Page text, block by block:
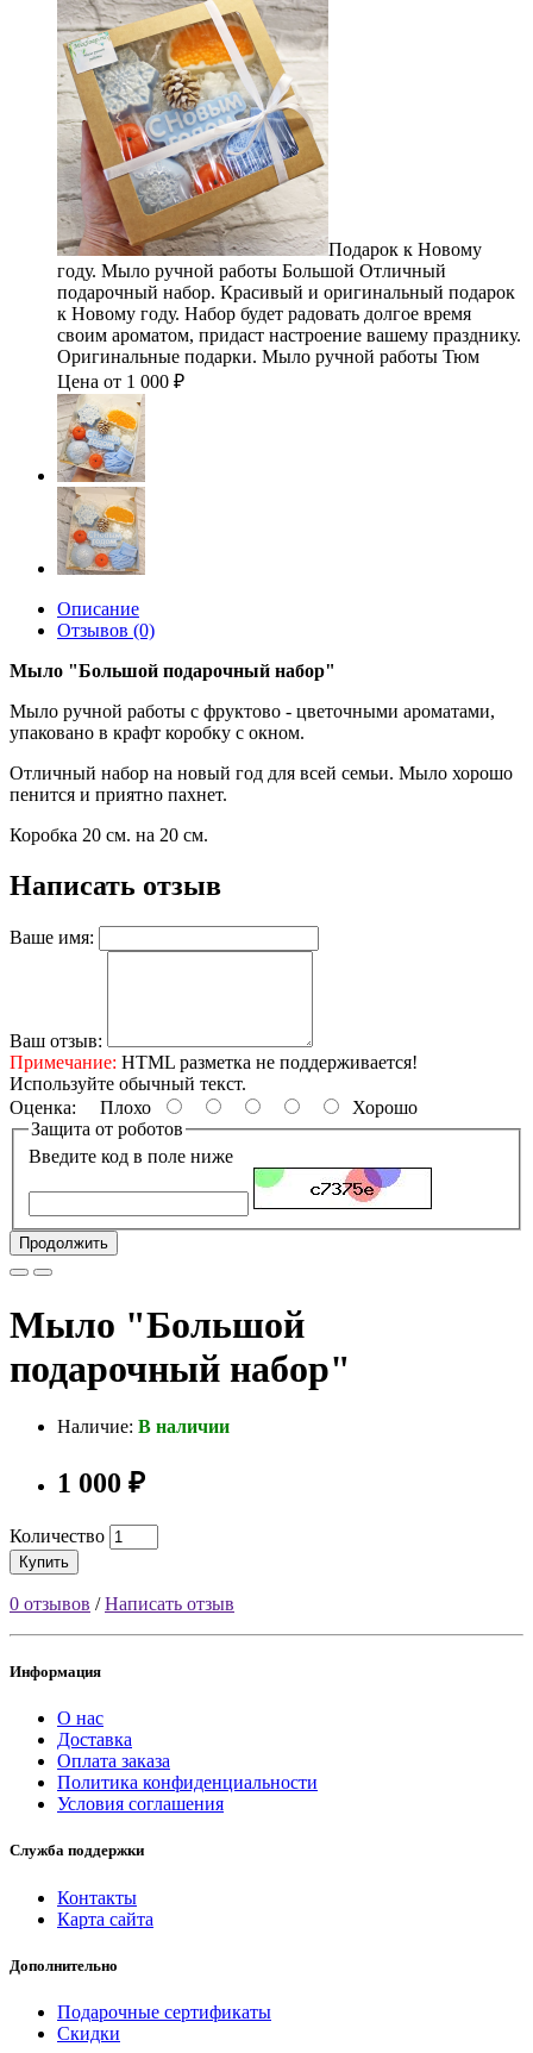
Подарок к Новому
году. Мыло ручной работы Большой Отличный
подарочный набор. Красивый и оригинальный подарок
к Новому году. Набор будет радовать долгое время
своим ароматом, придаст настроение вашему празднику.
Оригинальные подарки. Мыло ручной работы Тюм
Цена от 1 000 ₽
Описание
Отзывов (0)
Мыло "Большой подарочный набор"
Мыло ручной работы с фруктово - цветочными ароматами,
упаковано в крафт коробку с окном.
Отличный набор на новый год для всей семьи. Мыло хорошо
пенится и приятно пахнет.
Коробка 20 см. на 20 см.
Написать отзыв
Ваше имя:
Ваш отзыв:
Примечание: HTML разметка не поддерживается!
Используйте обычный текст.
Оценка: Плохо
Хорошо
Защита от роботов
Введите код в поле ниже
Продолжить
Мыло "Большой
подарочный набор"
Наличие: В наличии
1 000 ₽
Количество
Купить
0 отзывов /Написать отзыв
Информация
О нас
Доставка
Оплата заказа
Политика конфиденциальности
Условия соглашения
Служба поддержки
Контакты
Карта сайта
Дополнительно
Подарочные сертификаты
Скидки